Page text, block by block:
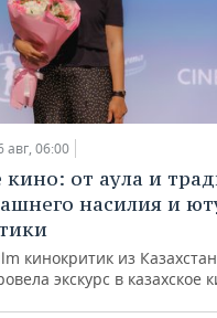
авг, 06:00
кино: от аула и
насилия и
кинокритик из
экскурс в казахское